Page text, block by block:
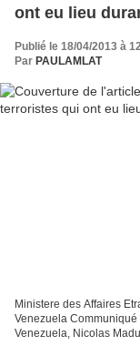
ont eu lieu
Publié le 18/04/2013 à
Par PAULAMLAT
Ministere des Affaires
Venezuela
Venezuela, Nicolas